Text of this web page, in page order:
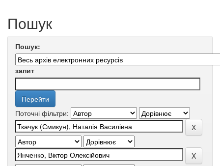
Пошук
Пошук:
запит
Поточні фільтри: